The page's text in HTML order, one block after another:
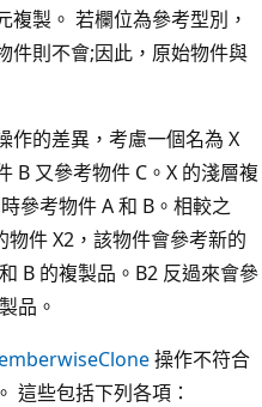
製。 若欄位為參考型別，
件則不會;因此，原始物件與
作的差異，考慮一個名為 X
B 又參考物件 C。X 的淺層複
參考物件 A 和 B。相較之
件 X2，該物件會參考新的
B 的複製品。B2 反過來會參
品。
操作不符合
這些包括下列各項：